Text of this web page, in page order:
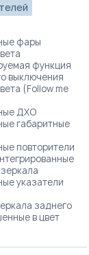
фары
функция
выключения
(Follow me
ДХО
габаритные
повторители
указатели
заднего
в цвет